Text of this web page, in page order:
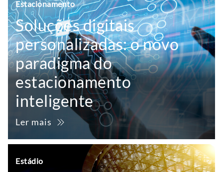
Estacionamento
Soluções digitais
personalizadas: o novo
paradigma do
estacionamento
inteligente
Ler mais
Estádio